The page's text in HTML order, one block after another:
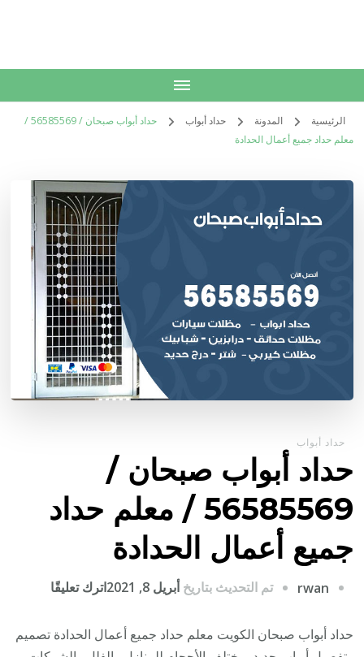
الرئيسية المدونة حداد أبواب
حداد أبواب صبحان / 56585569 /
معلم حداد جميع أعمال الحدادة
حداد أبواب
حداد أبواب صبحان /
56585569 / معلم حداد
جميع أعمال الحدادة
rwan تم التحديث بتاريخأبريل 8, 2021 اترك تعليقًا
أبواب
صبحان
حداد أبواب صبحان الكويت معلم حداد جميع أعمال الحدادة تصميم